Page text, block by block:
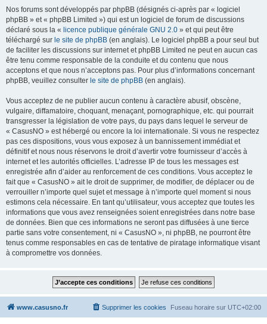
Nos forums sont développés par phpBB (désignés ci-après par « logiciel
phpBB » et « phpBB Limited ») qui est un logiciel de forum de discussions
déclaré sous la « licence publique générale GNU 2.0 » et qui peut être
téléchargé sur le site de phpBB (en anglais). Le logiciel phpBB a pour seul but
de faciliter les discussions sur internet et phpBB Limited ne peut en aucun cas
être tenu comme responsable de la conduite et du contenu que nous
acceptons et que nous n’acceptons pas. Pour plus d’informations concernant
phpBB, veuillez consulter le site de phpBB (en anglais).
Vous acceptez de ne publier aucun contenu à caractère abusif, obscène,
vulgaire, diffamatoire, choquant, menaçant, pornographique, etc. qui pourrait
transgresser la législation de votre pays, du pays dans lequel le serveur de
« CasusNO » est hébergé ou encore la loi internationale. Si vous ne respectez
pas ces dispositions, vous vous exposez à un bannissement immédiat et
définitif et nous nous réservons le droit d’avertir votre fournisseur d’accès à
internet et les autorités officielles. L’adresse IP de tous les messages est
enregistrée afin d’aider au renforcement de ces conditions. Vous acceptez le
fait que « CasusNO » ait le droit de supprimer, de modifier, de déplacer ou de
verrouiller n’importe quel sujet et message à n’importe quel moment si nous
estimons cela nécessaire. En tant qu’utilisateur, vous acceptez que toutes les
informations que vous avez renseignées soient enregistrées dans notre base
de données. Bien que ces informations ne seront pas diffusées à une tierce
partie sans votre consentement, ni « CasusNO », ni phpBB, ne pourront être
tenus comme responsables en cas de tentative de piratage informatique visant
à compromettre vos données.
www.casusno.fr Fuseau horaire sur UTC+02:00
Supprimer les cookies